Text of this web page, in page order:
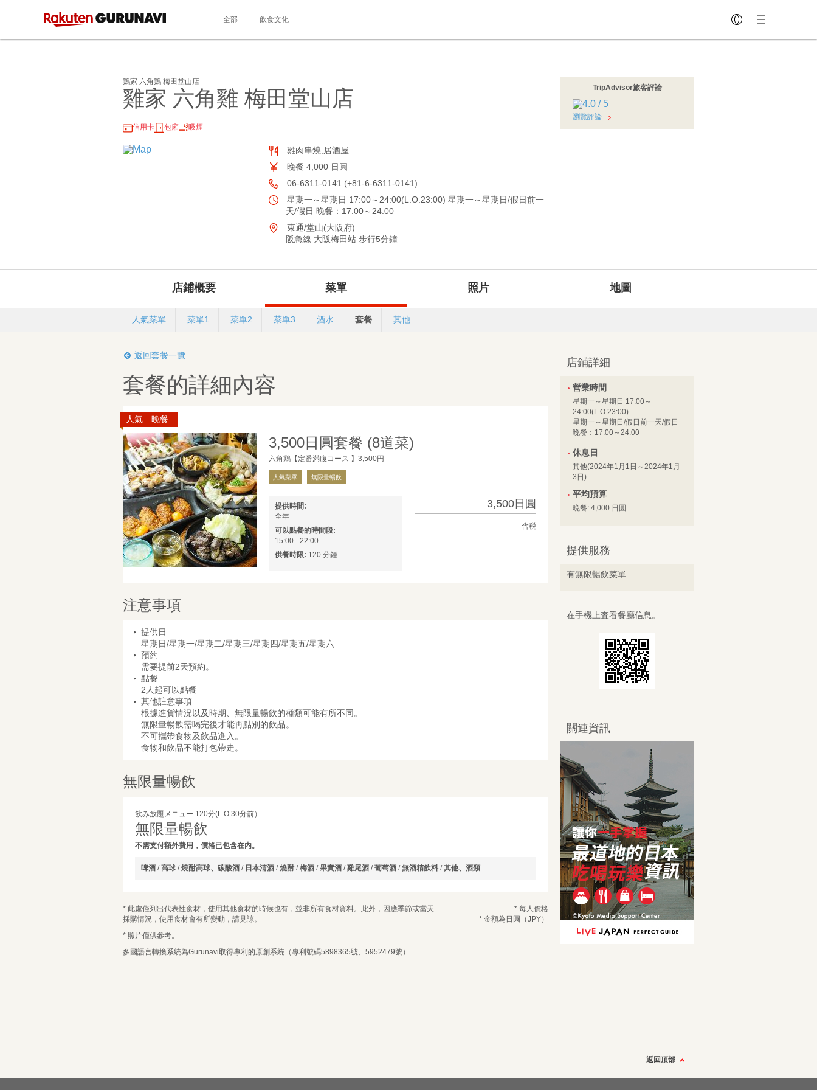
全部 飲食文化
鶏家 六角鶏 梅田堂山店
雞家 六角雞 梅田堂山店
信用卡 包廂 吸煙
雞肉串燒,居酒屋
晚餐 4,000 日圓
06-6311-0141 (+81-6-6311-0141)
星期一～星期日 17:00～24:00(L.O.23:00) 星期一～星期日/假日前一
天/假日 晚餐：17:00～24:00
東通/堂山(大阪府)
阪急線 大阪梅田站 步行5分鐘
TripAdvisor旅客評論
瀏覽評論
店鋪概要 菜單 照片 地圖
人氣菜單 菜單1 菜單2 菜單3 酒水 套餐 其他
返回套餐一覽
套餐的詳細內容
人氣 晚餐
3,500日圓套餐 (8道菜)
六角鶏【定番満腹コース 】3,500円
人氣菜單 無限量暢飲
提供時間:
全年
可以點餐的時間段:
15:00 - 22:00
供餐時限: 120 分鍾
3,500日圓
含税
注意事項
提供日
星期日/星期一/星期二/星期三/星期四/星期五/星期六
預約
需要提前2天預約。
點餐
2人起可以點餐
其他註意事項
根據進貨情況以及時期、無限量暢飲的種類可能有所不同。
無限量暢飲需喝完後才能再點別的飲品。
不可攜帶食物及飲品進入。
食物和飲品不能打包帶走。
無限量暢飲
飲み放題メニュー 120分(L.O.30分前）
無限量暢飲
不需支付額外費用，價格已包含在内。
啤酒 /高球 /燒酎高球、碳酸酒 / 日本清酒 /燒酎/梅酒 /果實酒 /雞尾酒 /葡萄酒 /無酒精飲料 /其他、酒類
* 此處僅列出代表性食材，使用其他食材的時候也有，並非所有食材資料。此外，因應季節或當天
採購情況，使用食材會有所變動，請見諒。
* 照片僅供參考。
* 每人價格
* 金額為日圓（JPY）
多國語言轉換系統為Gurunavi取得專利的原創系統（專利號碼5898365號、5952479號）
日期和時間
店鋪詳細
營業時間
星期一～星期日 17:00～
24:00(L.O.23:00)
星期一～星期日/假日前一天/假日
晚餐：17:00～24:00
休息日
其他(2024年1月1日～2024年1月
3日)
平均預算
晚餐: 4,000 日圓
提供服務
有無限暢飲菜單
在手機上査看餐廳信息。
關連資訊
返回頂部